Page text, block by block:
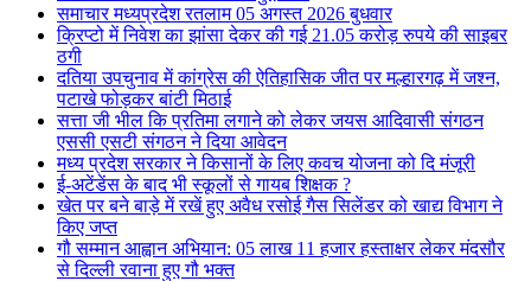
समाचार मध्यप्रदेश रतलाम 05 अगस्त 2026 बुधवार
क्रिप्टो में निवेश का झांसा देकर की गई 21.05 करोड़ रुपये की साइबर
ठगी
दतिया उपचुनाव में कांग्रेस की ऐतिहासिक जीत पर मल्हारगढ़ में जश्न,
पटाखे फोड़कर बांटी मिठाई
सत्ता जी भील कि प्रतिमा लगाने को लेकर जयस आदिवासी संगठन
एससी एसटी संगठन ने दिया आवेदन
मध्य प्रदेश सरकार ने किसानों के लिए कवच योजना को दि मंजूरी
ई-अटेंडेंस के बाद भी स्कूलों से गायब शिक्षक ?
खेत पर बने बाड़े में रखें हुए अवैध रसोई गैस सिलेंडर को खाद्य विभाग ने
किए जप्त
गौ सम्मान आह्वान अभियान: 05 लाख 11 हजार हस्ताक्षर लेकर मंदसौर
से दिल्ली रवाना हुए गौ भक्त